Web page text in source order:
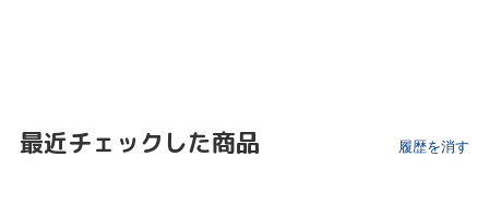
最近チェックした商品 履歴を消す